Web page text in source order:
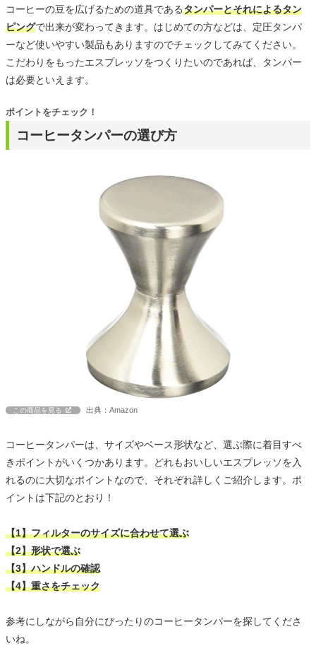
コーヒーの豆を広げるための道具であるタンパーとそれによるタン
ピングで出来が変わってきます。はじめての方などは、定圧タンパ
ーなど使いやすい製品もありますのでチェックしてみてください。
こだわりをもったエスプレッソをつくりたいのであれば、タンパー
は必要といえます。
コーヒータンパーの選び方
ポイントをチェック！
この商品を見る 出典：Amazon
コーヒータンパーは、サイズやベース形状など、選ぶ際に着目すべ
きポイントがいくつかあります。どれもおいしいエスプレッソを入
れるのに大切なポイントなので、それぞれ詳しくご紹介します。ポ
イントは下記のとおり！
【1】フィルターのサイズに合わせて選ぶ
【2】形状で選ぶ
【3】ハンドルの確認
【4】重さをチェック
参考にしながら自分にぴったりのコーヒータンパーを探してくださ
いね。